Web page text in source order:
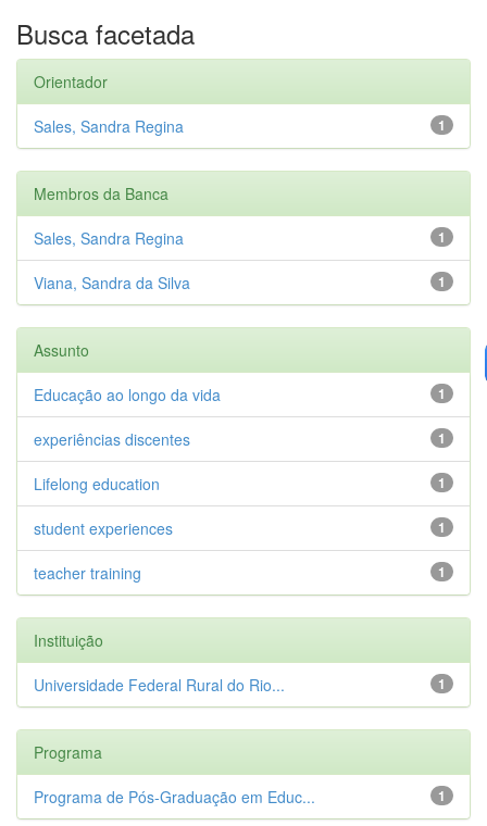
Busca facetada
Orientador
1
Sales, Sandra Regina
Membros da Banca
1
Sales, Sandra Regina
1
Viana, Sandra da Silva
Assunto
1
Educação ao longo da vida
1
experiências discentes
1
Lifelong education
1
student experiences
1
teacher training
Instituição
1
Universidade Federal Rural do Rio...
Programa
1
Programa de Pós-Graduação em Educ...